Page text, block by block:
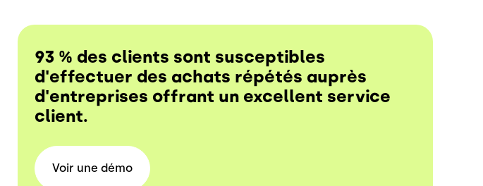
93 % des clients sont susceptibles
d'effectuer des achats répétés auprès
d'entreprises offrant un excellent service
client.
Voir une démo